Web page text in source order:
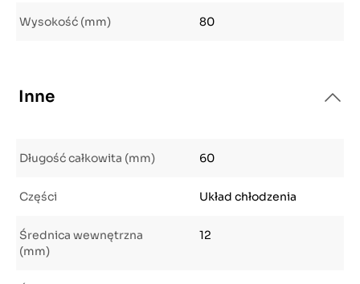
Wysokość (mm) 80
Inne
Długość całkowita (mm) 60
Części Układ chłodzenia
Średnica wewnętrzna
(mm)
12